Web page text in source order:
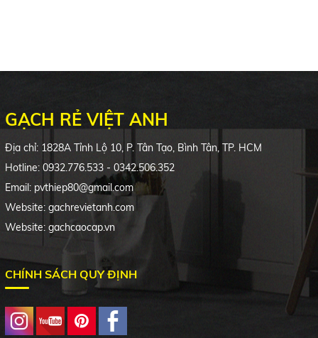
GẠCH RẺ VIỆT ANH
Địa chỉ: 1828A Tỉnh Lộ 10, P. Tân Tạo, Bình Tân, TP. HCM
Hotline: 0932.776.533 - 0342.506.352
Email: pvthiep80@gmail.com
Website: gachrevietanh.com
Website: gachcaocap.vn
CHÍNH SÁCH QUY ĐỊNH